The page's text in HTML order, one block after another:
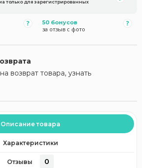
только для зарегистрированных
50 бонусов
за отзыв с фото
возврат товара, узнать
Описание товара
Характеристики
Отзывы 0